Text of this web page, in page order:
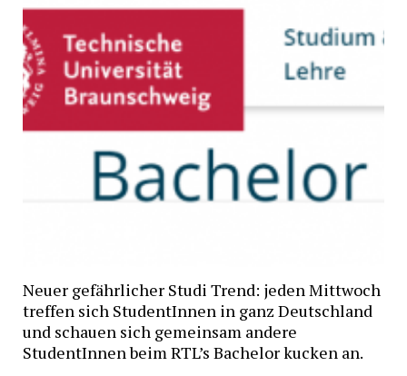
Neuer gefährlicher Studi Trend: jeden Mittwoch
treffen sich StudentInnen in ganz Deutschland
und schauen sich gemeinsam andere
StudentInnen beim RTL’s Bachelor kucken an.